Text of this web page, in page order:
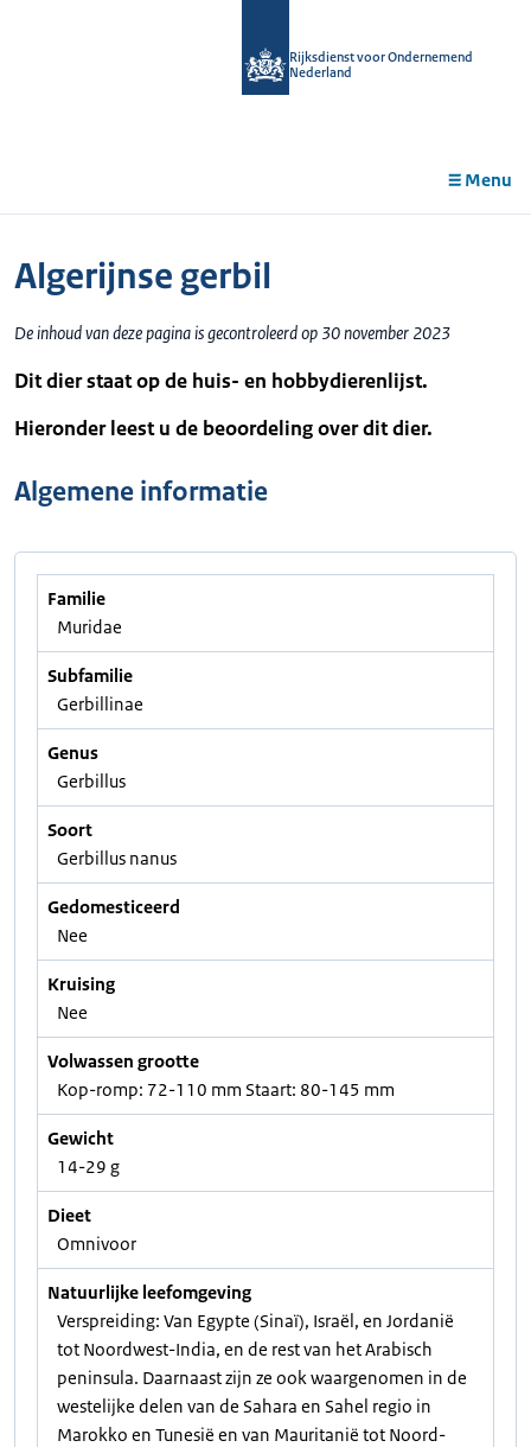
Rijksdienst voor Ondernemend
Nederland
Menu
Algerijnse gerbil
De inhoud van deze pagina is gecontroleerd op 30 november 2023
Dit dier staat op de huis- en hobbydierenlijst.
Hieronder leest u de beoordeling over dit dier.
Algemene informatie
Familie
Muridae
Subfamilie
Gerbillinae
Genus
Gerbillus
Soort
Gerbillus nanus
Gedomesticeerd
Nee
Kruising
Nee
Volwassen grootte
Kop-romp: 72-110 mm Staart: 80-145 mm
Gewicht
14-29 g
Dieet
Omnivoor
Natuurlijke leefomgeving
Verspreiding: Van Egypte (Sinaï), Israël, en Jordanië
tot Noordwest-India, en de rest van het Arabisch
peninsula. Daarnaast zijn ze ook waargenomen in de
westelijke delen van de Sahara en Sahel regio in
Marokko en Tunesië en van Mauritanië tot Noord-